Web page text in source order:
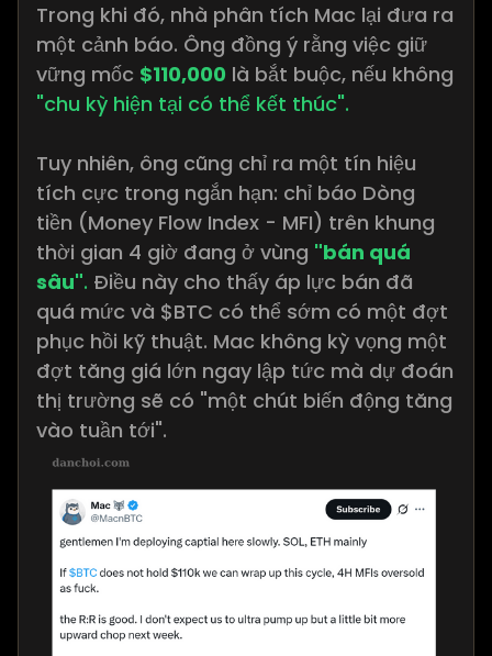
Trong khi đó, nhà phân tích Mac lại đưa ra
một cảnh báo. Ông đồng ý rằng việc giữ
vững mốc $110,000 là bắt buộc, nếu không
"chu kỳ hiện tại có thể kết thúc".
Tuy nhiên, ông cũng chỉ ra một tín hiệu
tích cực trong ngắn hạn: chỉ báo Dòng
tiền (Money Flow Index - MFI) trên khung
thời gian 4 giờ đang ở vùng "bán quá
sâu". Điều này cho thấy áp lực bán đã
quá mức và $BTC có thể sớm có một đợt
phục hồi kỹ thuật. Mac không kỳ vọng một
đợt tăng giá lớn ngay lập tức mà dự đoán
thị trường sẽ có "một chút biến động tăng
vào tuần tới".